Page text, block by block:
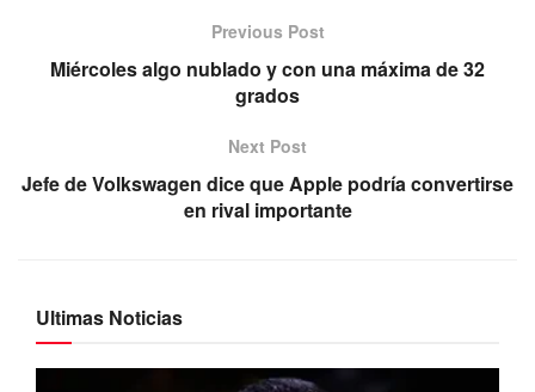
Previous Post
Miércoles algo nublado y con una máxima de 32
grados
Next Post
Jefe de Volkswagen dice que Apple podría convertirse
en rival importante
Ultimas Noticias